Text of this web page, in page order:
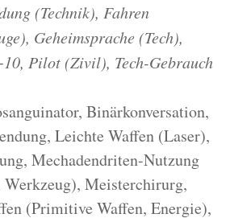
(Technik), Fahren
Geheimsprache (Tech),
Pilot (Zivil), Tech-Gebrauch
Binärkonversation,
Leichte Waffen (Laser),
Mechadendriten-Nutzung
Meisterchirurg,
(Primitive Waffen, Energie),